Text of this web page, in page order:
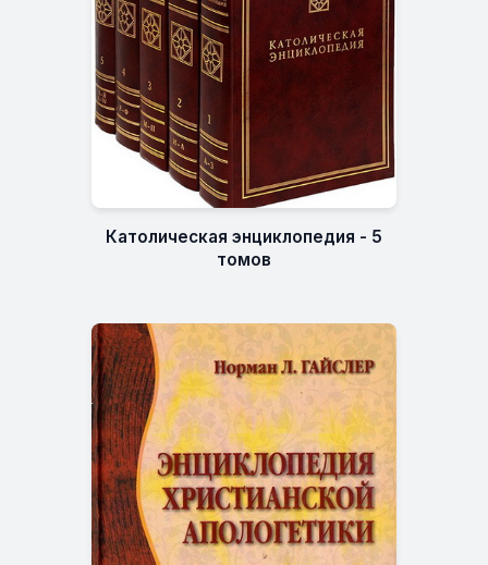
Католическая энциклопедия - 5
томов